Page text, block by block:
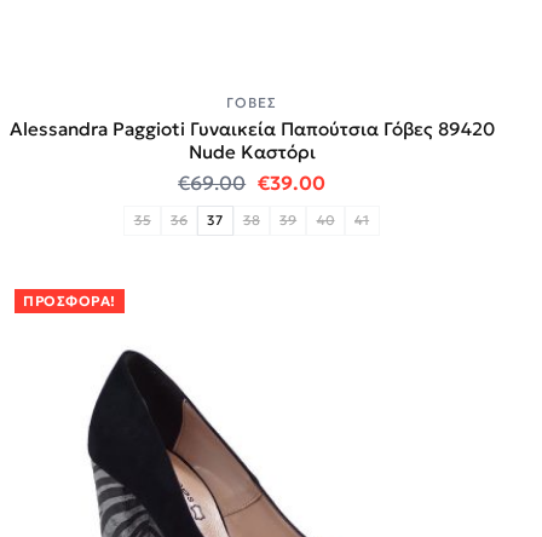
ΓΌΒΕΣ
Alessandra Paggioti Γυναικεία Παπούτσια Γόβες 89420
Νude Καστόρι
€69.00 Original price was: €69.00.
€39.00Η τρέχουσα τιμή
35 36 37 38 39 40 41
ΠΡΟΣΦΟΡΆ!